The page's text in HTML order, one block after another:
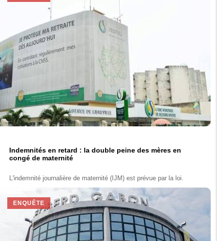
Indemnités en retard : la double peine des mères en
congé de maternité
L'indemnité journalière de maternité (IJM) est prévue par la loi.
ENQUÊTE